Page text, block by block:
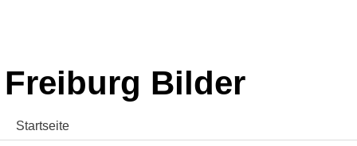
Freiburg Bilder
Startseite